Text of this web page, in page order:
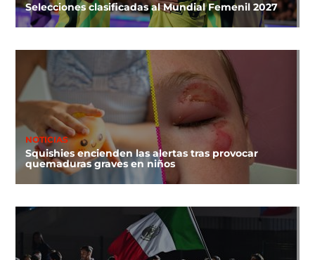
Selecciones clasificadas al Mundial Femenil 2027
NOTICIAS
Squishies encienden las alertas tras provocar
quemaduras graves en niños